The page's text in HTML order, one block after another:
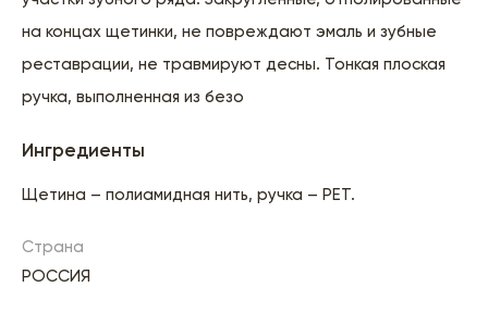
на концах щетинки, не повреждают эмаль и зубные
реставрации, не травмируют десны. Тонкая плоская
ручка, выполненная из безо
Ингредиенты
Щетина – полиамидная нить, ручка – PET.
Страна
РОССИЯ